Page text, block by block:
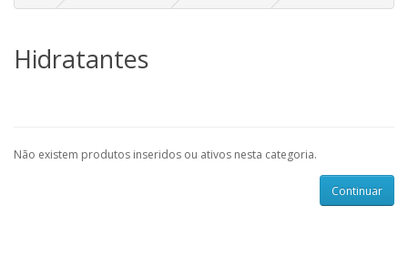
Hidratantes
Não existem produtos inseridos ou ativos nesta categoria.
Continuar